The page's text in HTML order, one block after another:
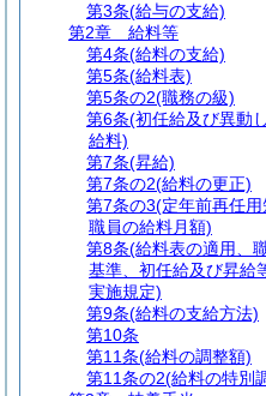
第3条(給与の支給)
第2章
給料等
第4条(給料の支給)
第5条(給料表)
第5条の2(職務の級)
第6条(初任給及び異動
給料)
第7条(昇給)
第7条の2(給料の更正)
第7条の3(定年前再任
職員の給料月額)
第8条(給料表の適用、
基準、初任給及び昇給
実施規定)
第9条(給料の支給方法)
第10条
第11条(給料の調整額)
第11条の2(給料の特別